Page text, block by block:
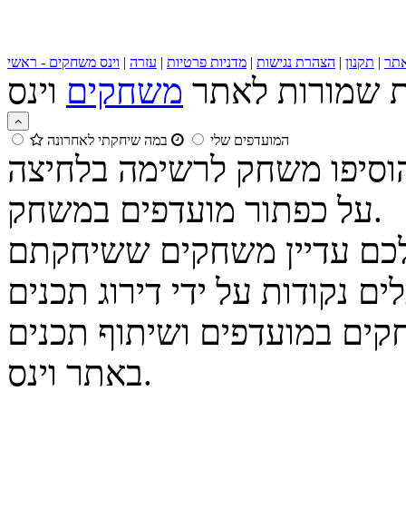
| תקנון | הצהרת נגישות | מדניות פרטיות | עזרה | וינס משחקים - ראשי
שמורות לאתר משחקים
המועדפים שלי במה שיחקתי לאחרונה
משחק לרשימה בלחיצה
על כפתור מועדפים במשחק.
על ידי דירוג תכנים
במועדפים ושיתוף תכנים
באתר וינס.